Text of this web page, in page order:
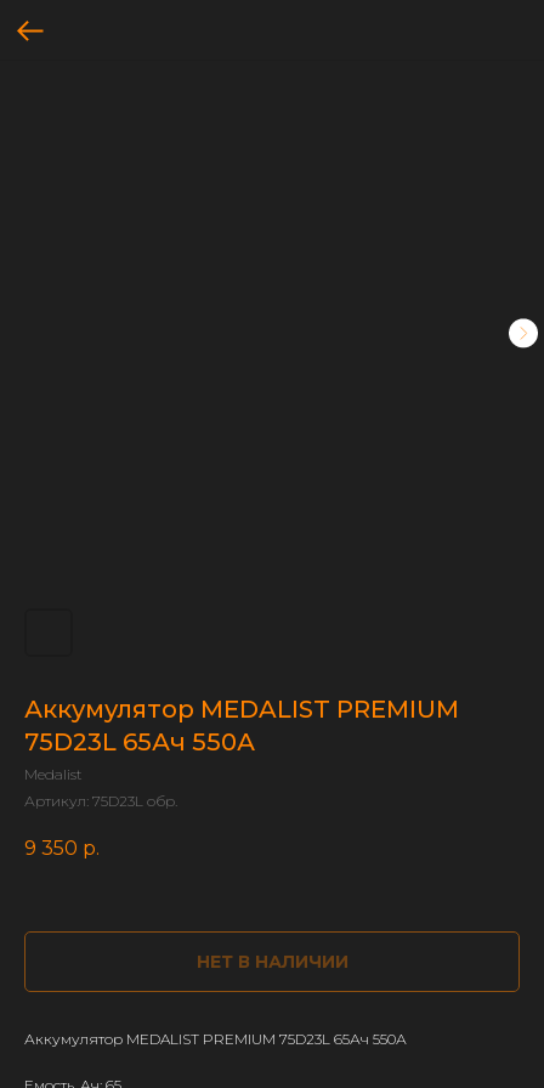
Аккумулятор MEDALIST PREMIUM
75D23L 65Ач 550А
Medalist
Артикул: 75D23L обр.
9 350 р.
НЕТ В НАЛИЧИИ
Аккумулятор MEDALIST PREMIUM 75D23L 65Ач 550А